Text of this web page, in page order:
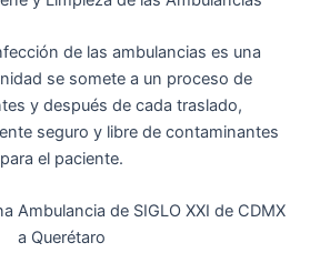
de las ambulancias es una
se somete a un proceso de
y después de cada traslado,
seguro y libre de contaminantes
para el paciente.
Ambulancia de SIGLO XXI de CDMX
a Querétaro